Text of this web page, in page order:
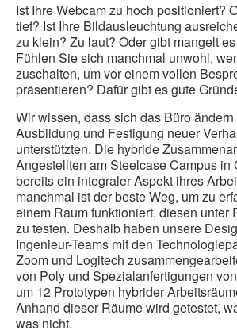
Ist Ihre Webcam zu hoch positioniert?
tief? Ist Ihre Bildausleuchtung
zu klein? Zu laut? Oder gibt mangelt
Fühlen Sie sich manchmal unwohl,
zuschalten, um vor einem vollen
präsentieren? Dafür gibt es gute
Wir wissen, dass sich das Büro
Ausbildung und Festigung neuer
unterstützten. Die hybride
Angestellten am Steelcase Campus in
bereits ein integraler Aspekt ihres
manchmal ist der beste Weg, um zu
einem Raum funktioniert, diesen unter
zu testen. Deshalb haben unsere
Ingenieur-Teams mit den
Zoom und Logitech
von Poly und Spezialanfertigungen
um 12 Prototypen hybrider
Anhand dieser Räume wird getestet,
was nicht.